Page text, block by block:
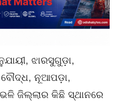
ଝାରସୁଗୁଡ଼ା,
ନୂଆପଡ଼ା,
ଭଳି ଜିଲ୍ଲାର କିଛି ସ୍ଥାନରେ